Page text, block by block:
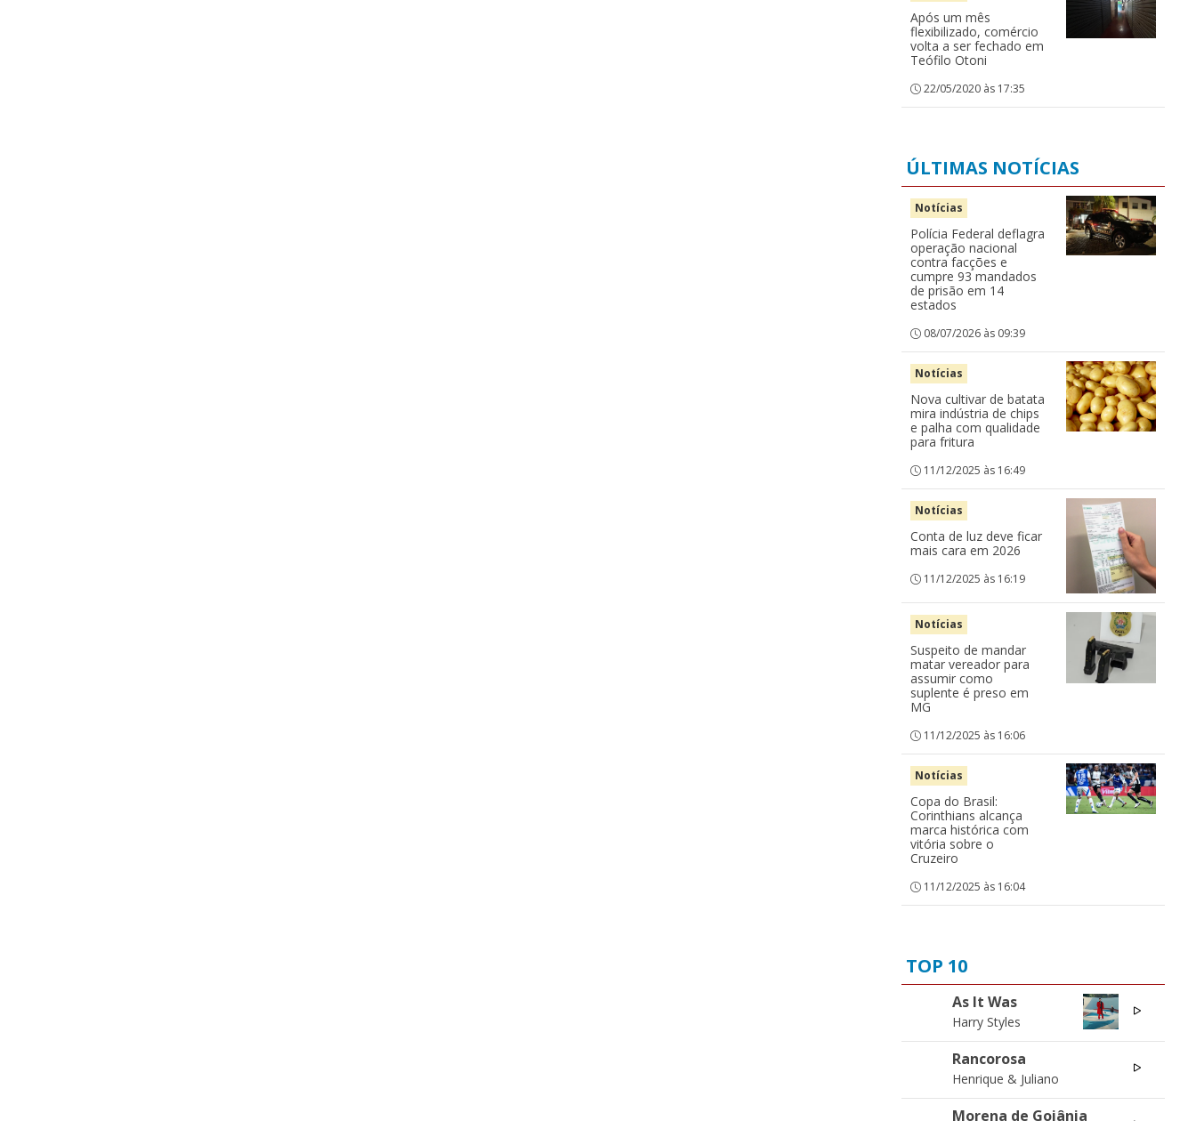
Após um mês
flexibilizado, comércio
volta a ser fechado em
Teófilo Otoni
22/05/2020 às 17:35
ÚLTIMAS NOTÍCIAS
Notícias
Polícia Federal deflagra
operação nacional
contra facções e
cumpre 93 mandados
de prisão em 14
estados
08/07/2026 às 09:39
Notícias
Nova cultivar de batata
mira indústria de chips
e palha com qualidade
para fritura
11/12/2025 às 16:49
Notícias
Conta de luz deve ficar
mais cara em 2026
11/12/2025 às 16:19
Notícias
Suspeito de mandar
matar vereador para
assumir como
suplente é preso em
MG
11/12/2025 às 16:06
Notícias
Copa do Brasil:
Corinthians alcança
marca histórica com
vitória sobre o
Cruzeiro
11/12/2025 às 16:04
TOP 10
As It Was
Harry Styles
Rancorosa
Henrique & Juliano
Morena de Goiânia